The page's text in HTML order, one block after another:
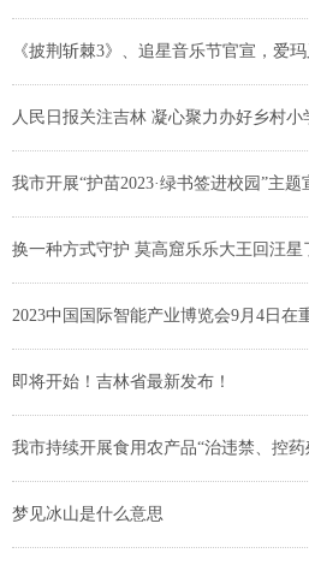
《披荆斩棘3》、追星音乐节官宣，爱玛
人民日报关注吉林 凝心聚力办好乡村小
我市开展“护苗2023·绿书签进校园”主题
换一种方式守护 莫高窟乐乐大王回汪星
2023中国国际智能产业博览会9月4日在
即将开始！吉林省最新发布！
我市持续开展食用农产品“治违禁、控
梦见冰山是什么意思